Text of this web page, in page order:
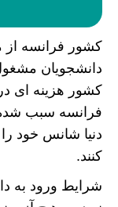
کشور فرانسه از
دانشجویان
کشور هزینه ای
فرانسه سبب شده
دنیا شانس خود
کنند.
شرایط ورود به